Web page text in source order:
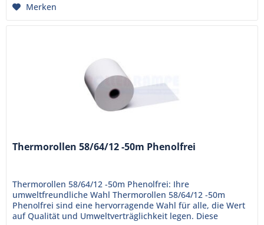
Merken
Thermorollen 58/64/12 -50m Phenolfrei
Thermorollen 58/64/12 -50m Phenolfrei: Ihre
umweltfreundliche Wahl Thermorollen 58/64/12 -50m
Phenolfrei sind eine hervorragende Wahl für alle, die Wert
auf Qualität und Umweltverträglichkeit legen. Diese